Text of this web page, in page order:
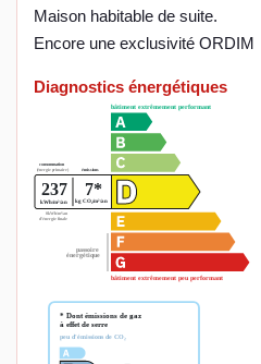
Maison habitable de suite.
Encore une exclusivité ORDIM
Diagnostics énergétiques